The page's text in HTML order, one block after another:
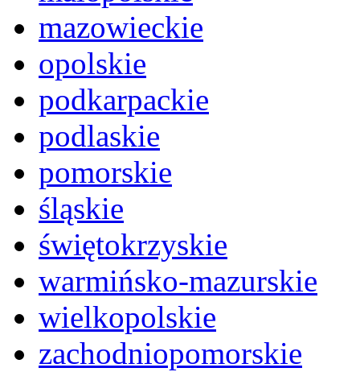
mazowieckie
opolskie
podkarpackie
podlaskie
pomorskie
śląskie
świętokrzyskie
warmińsko-mazurskie
wielkopolskie
zachodniopomorskie